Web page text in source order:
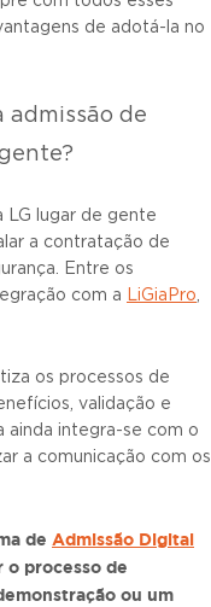
de adotá-la no
admissão de
LG lugar de gente
a contratação de
Entre os
com a LiGiaPro,
os processos de
validação e
ainda integra-se com o
a comunicação com os
de Admissão Digital
o processo de
ou um